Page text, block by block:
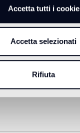
Accetta tutti i cookie
Accetta selezionati
Rifiuta
sur le produit